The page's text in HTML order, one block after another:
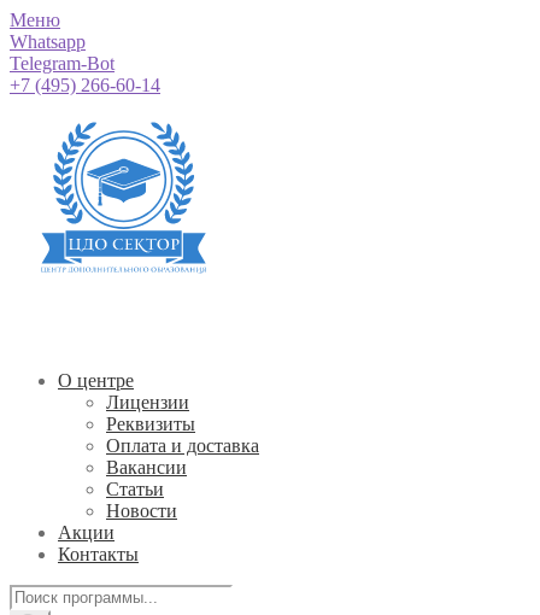
Меню
Whatsapp
Telegram-Bot
+7 (495) 266-60-14
О центре
Лицензии
Реквизиты
Оплата и доставка
Вакансии
Статьи
Новости
Акции
Контакты
Поиск